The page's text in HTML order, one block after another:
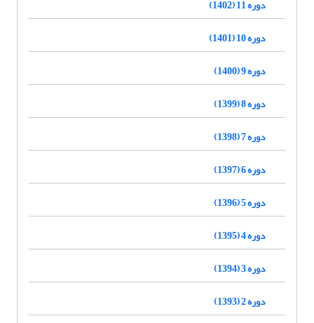
دوره 11 (1402)
دوره 10 (1401)
دوره 9 (1400)
دوره 8 (1399)
دوره 7 (1398)
دوره 6 (1397)
دوره 5 (1396)
دوره 4 (1395)
دوره 3 (1394)
دوره 2 (1393)